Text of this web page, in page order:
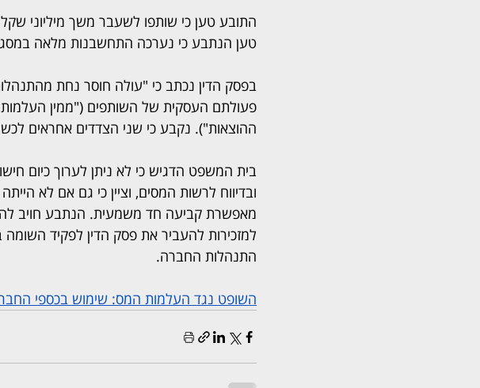
טען הנתבע כי נערכה התחשבנות מלאה
בפסק הדין נכתב כי "עולה חוסר נחת
פעולתם העסקית של השותפים ("ממין העלמות
ההוצאות"). נקבע כי שני הצדדים אחראים
בית המשפט הדגיש כי לא ניתן לערוך כיום
ובדיווח לרשות המסים, וציין כי גם אם לא
למזכירות להעביר את פסק הדין לפקיד
התנהלות החברה.
השופט נגד העלמות המס: שימוש בכספי